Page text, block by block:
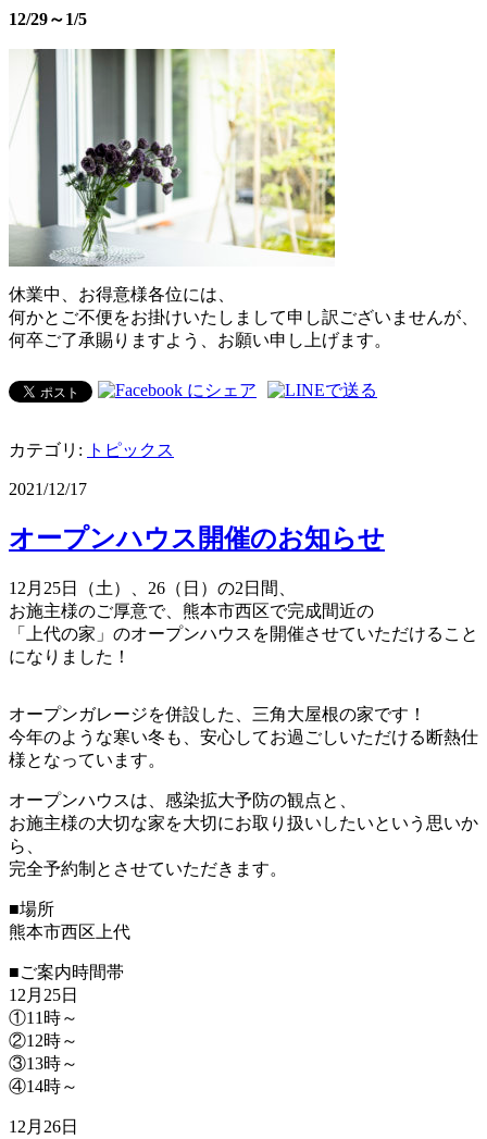
12/29～1/5
休業中、お得意様各位には、
何かとご不便をお掛けいたしまして申し訳ございませんが、
何卒ご了承賜りますよう、お願い申し上げます。
カテゴリ: トピックス
2021/12/17
オープンハウス開催のお知らせ
12月25日（土）、26（日）の2日間、
お施主様のご厚意で、熊本市西区で完成間近の
「上代の家」のオープンハウスを開催させていただけること
になりました！
オープンガレージを併設した、三角大屋根の家です！
今年のような寒い冬も、安心してお過ごしいただける断熱仕
様となっています。
オープンハウスは、感染拡大予防の観点と、
お施主様の大切な家を大切にお取り扱いしたいという思いか
ら、
完全予約制とさせていただきます。
■場所
熊本市西区上代
■ご案内時間帯
12月25日
①11時～
②12時～
③13時～
④14時～
12月26日